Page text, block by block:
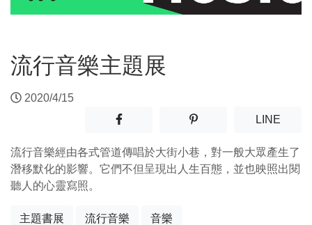
流行音樂主題展
2020/4/15
分享至facebook(另開新視窗)
分享至噗浪(另開新視窗)
LINE(另開
流行音樂經由各式管道傳唱於大街小巷，對一般大眾產生了
潛移默化的影響。它們不但呈現出人生百態，並也映照出閱
聽人的心靈寫照。
主題書展 流行音樂 音樂